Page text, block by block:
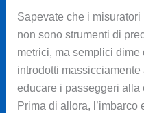
Sapevate che i
non sono strumenti di
metrici, ma semplici
introdotti
educare i passeggeri alla
Prima di allora,